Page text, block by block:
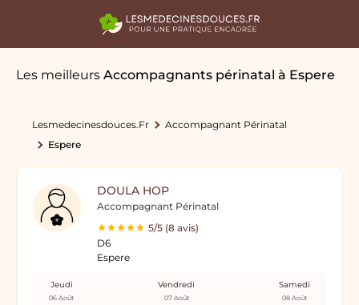
Les meilleurs Accompagnants périnatal à Espere
Lesmedecinesdouces.fr
Accompagnant Périnatal
Espere
DOULA HOP
Accompagnant Périnatal
5/5 (8 avis)
D6
Espere
Jeudi
06 Août
Vendredi
07 Août
Samedi
08 Août